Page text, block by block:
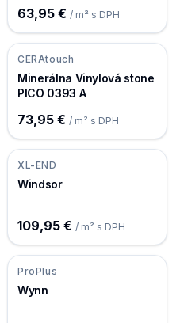
63,95 € / m² s DPH
CERAtouch
Minerálna Vinylová stone
PICO 0393 A
73,95 € / m² s DPH
XL-END
Windsor
109,95 € / m² s DPH
ProPlus
Wynn